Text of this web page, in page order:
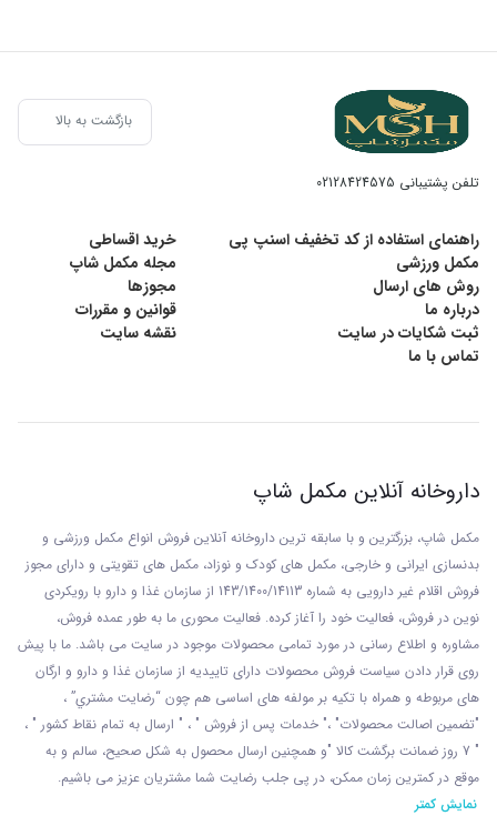
بازگشت به بالا
تلفن پشتیبانی 02128424575
راهنمای استفاده از کد تخفیف اسنپ پی
خرید اقساطی
مکمل ورزشی
مجله مکمل شاپ
روش های ارسال
مجوزها
درباره ما
قوانین و مقررات
ثبت شکایات در سایت
نقشه سایت
تماس با ما
داروخانه آنلاین مکمل شاپ
مکمل شاپ، بزرگترین و با سابقه ترین داروخانه آنلاین فروش انواع مکمل ورزشی و
بدنسازی ایرانی و خارجی، مکمل های کودک و نوزاد، مکمل های تقویتی و دارای مجوز
فروش اقلام غیر دارویی به شماره 143/1400/14113 از
سازمان غذا و دارو با رويکردی
نوين در فروش، فعاليت خود را آغاز کرده. فعاليت محوری ما به طور عمده فروش،
مشاوره و اطلاع رسانی در مورد تمامی محصولات موجود در سایت می باشد. ما با پيش
روی قرار دادن سياست فروش محصولات دارای تاييديه از سازمان غذا و دارو و ارگان
های مربوطه و همراه با تکيه بر مولفه های اساسی هم چون “رضايت مشتري” ،
"تضمين اصالت محصولات" ،" خدمات پس از فروش " ، " ارسال به تمام نقاط کشور " ،
" 7 روز ضمانت برگشت کالا "و همچنين ارسال محصول به شکل صحيح، سالم و به
موقع در کمترين زمان ممکن، در پی جلب رضايت شما مشتريان عزیز می باشيم.
نمایش کمتر